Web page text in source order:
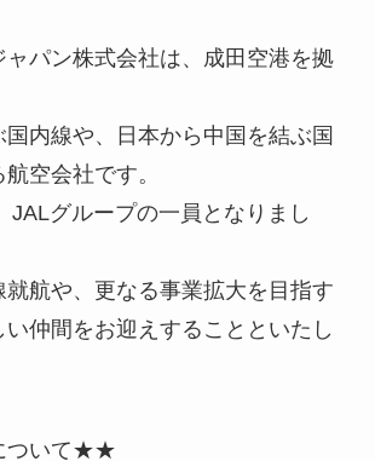
ャパン株式会社は、成田空港を拠
国内線や、日本から中国を結ぶ国
空会社です。
JALグループの一員となりまし
航や、更なる事業拡大を目指す
仲間をお迎えすることといたし
ついて★★